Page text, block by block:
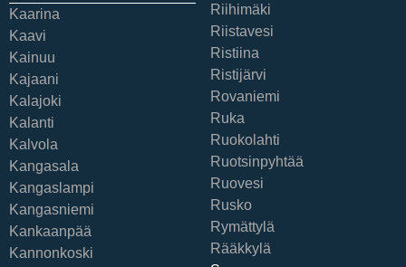
Kaarina
Kaavi
Kainuu
Kajaani
Kalajoki
Kalanti
Kalvola
Kangasala
Kangaslampi
Kangasniemi
Kankaanpää
Kannonkoski
Riihimäki
Riistavesi
Ristiina
Ristijärvi
Rovaniemi
Ruka
Ruokolahti
Ruotsinpyhtää
Ruovesi
Rusko
Rymättylä
Rääkkylä